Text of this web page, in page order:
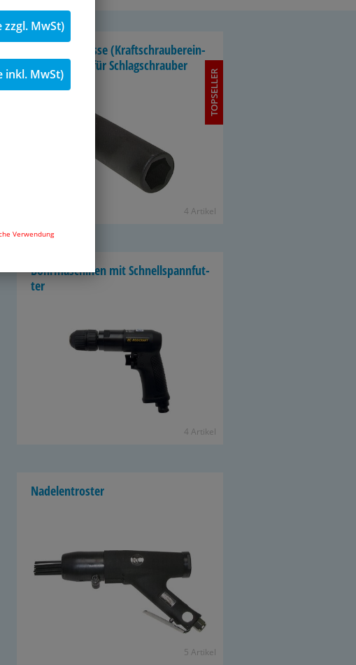
zzgl. MwSt)
inkl. MwSt)
Verwendung
Kraft­steck­nüs­se (Kraft­schrau­ber­ein­
sät­ze), lang, für Schlag­schrau­ber
4 Ar­ti­kel
TOPSELLER
Bohr­ma­schi­nen mit Schnell­spann­fut­
ter
4 Ar­ti­kel
Na­del­en­tros­ter
5 Ar­ti­kel